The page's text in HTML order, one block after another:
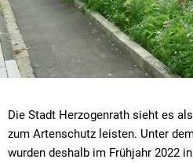
Die Stadt Herzogenrath sieht es
zum Artenschutz leisten. Unter
wurden deshalb im Frühjahr 2022